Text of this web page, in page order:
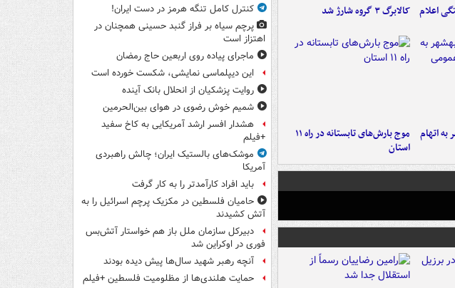
اعلام کالابرگ ۳ گروه شارژ شد
به اتهام
موج بارش‌های تابستانه در راه ۱۱
استان
کنترل کامل تنگه هرمز در دست ایران!
پرچم سیاه بر فراز گنبد حسینی همچنان در
اهتزاز است
ماجرای پیاده روی اربعین حاج رمضان
این دیپلماسی نمایشی، شکست خورده است
روایت پزشکیان از انحلال بانک آینده
شمیم خوش رضوی در هوای بین‌الحرمین
هشدار افسر ارشد آمریکایی به کاخ سفید
+فیلم
موشک‌های بالستیک ایران؛ چالش راهبردی
آمریکا
باید افراد کارآمدتر را به کار گرفت
حامیان فلسطین در مکزیک پرچم اسرائیل را به
آتش کشیدند
دبیرکل سازمان ملل باز هم خواستار آتش‌بس
فوری در اوکراین شد
آنچه رهبر شهید سال‌ها پیش دیده بودند
حمایت هلندی‌ها از مظلومیت فلسطین +فیلم